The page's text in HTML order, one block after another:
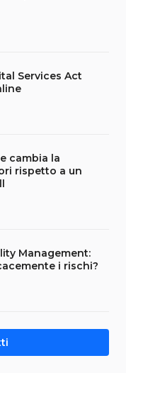
Services Act
cambia la
rispetto a un
Management:
i rischi?